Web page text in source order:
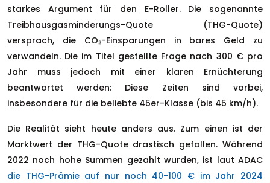
starkes Argument für den E-Roller. Die sogenannte
Treibhausgasminderungs-Quote (THG-Quote)
versprach, die CO₂-Einsparungen in bares Geld zu
verwandeln. Die im Titel gestellte Frage nach 300 € pro
Jahr muss jedoch mit einer klaren Ernüchterung
beantwortet werden: Diese Zeiten sind vorbei,
insbesondere für die beliebte 45er-Klasse (bis 45 km/h).
Die Realität sieht heute anders aus. Zum einen ist der
Marktwert der THG-Quote drastisch gefallen. Während
2022 noch hohe Summen gezahlt wurden, ist laut ADAC
die THG-Prämie auf nur noch 40-100 € im Jahr 2024